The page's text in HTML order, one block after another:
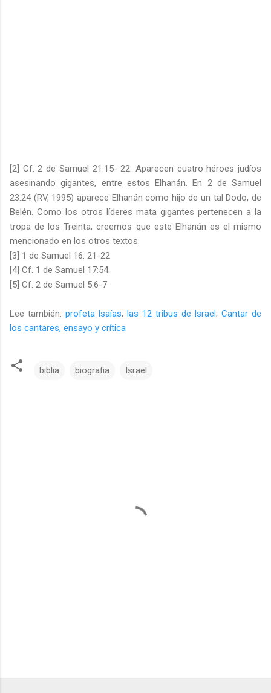
[2] Cf. 2 de Samuel 21:15- 22. Aparecen cuatro héroes judíos
asesinando gigantes, entre estos Elhanán. En 2 de Samuel
23:24 (RV, 1995) aparece Elhanán como hijo de un tal Dodo, de
Belén. Como los otros líderes mata gigantes pertenecen a la
tropa de los Treinta, creemos que este Elhanán es el mismo
mencionado en los otros textos.
[3] 1 de Samuel 16: 21-22
[4] Cf. 1 de Samuel 17:54.
[5] Cf. 2 de Samuel 5:6-7
Lee también: profeta Isaías;las 12 tribus de Israel;Cantar de
los cantares, ensayo y crítica
biblia biografia Israel